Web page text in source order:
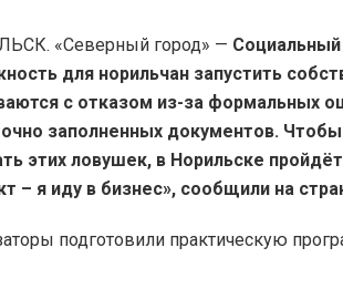
«Северный город» — Социальный
для норильчан запустить
с отказом из-за формальных
заполненных документов.
этих ловушек, в Норильске
– я иду в бизнес», сообщили на
подготовили практическую